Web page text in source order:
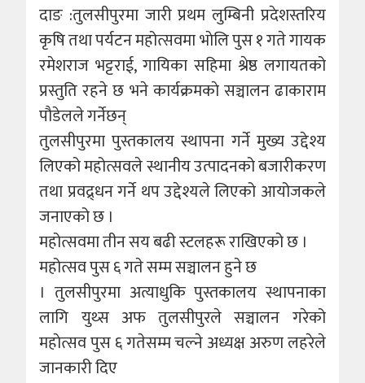
दाङ :तुलसीपुरमा जारी प्रथम लुम्बिनी प्रदेशस्तरिय
कृषि तथा पर्यटन महोत्सवमा भाेलि पुस १ गते गायक
रमेशराज भट्टराई, गायिका सहिमा श्रेष्ठ लगायतको
प्रस्तुति रहने छ भने कार्यक्रमकाे सञ्चालन ढाकाराम
पाैडेलले गर्नेछन्
तुलसीपुरमा पुस्तकालय स्थापना गर्ने मुख्य उद्देश्य
लिएको महोत्सवले स्थानीय उत्पादनको बजारीकरण
तथा प्रवद्र्धन गर्ने थप उद्देश्यले लिएको आयोजकले
जनाएको छ ।
महोत्सवमा तीन सय बढी स्टलहरू राखिएको छ ।
महोत्सव पुस ६ गते सम्म सञ्चालन हुने छ
। तुलसीपुरमा अत्याधुकि पुस्तकालय स्थापनाका
लागि युथ्स अफ तुलसीपुरले सञ्चालन गरेको
महाेत्सव पुस ६ गतेसम्म चल्ने अध्यक्ष अरुण लहरेले
जानकारी दिए